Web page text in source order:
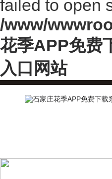
failed to open
/www/
花季APP免费
入口网站